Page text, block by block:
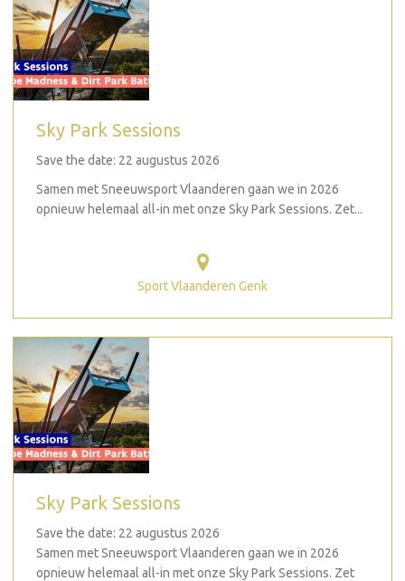
Sky Park Sessions
Save the date: 22 augustus 2026
Samen met Sneeuwsport Vlaanderen gaan we in 2026
opnieuw helemaal all-in met onze Sky Park Sessions. Zet...
Sport Vlaanderen Genk
Sky Park Sessions
Save the date: 22 augustus 2026
Samen met Sneeuwsport Vlaanderen gaan we in 2026
opnieuw helemaal all-in met onze Sky Park Sessions. Zet